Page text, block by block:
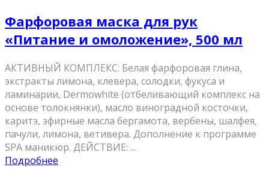
Фарфоровая маска для рук
«Питание и омоложение», 500 мл
АКТИВНЫЙ КОМПЛЕКС: Белая фарфоровая глина,
экстракты лимона, клевера, солодки, фукуса и
ламинарии, Dermowhite (отбеливающий комплекс на
основе толокнянки), масло виноградной косточки,
каритэ, эфирные масла бергамота, вербены, шалфея,
пачули, лимона, ветивера. Дополнение к программе
SPA маникюр. ДЕЙСТВИЕ: ...
Подробнее